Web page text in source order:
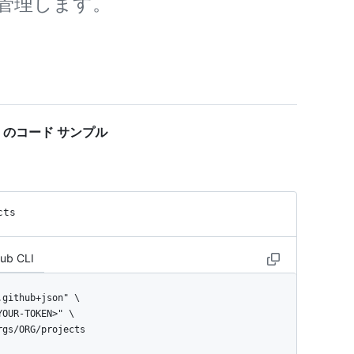
コード サンプル
CLI
ORG/projects